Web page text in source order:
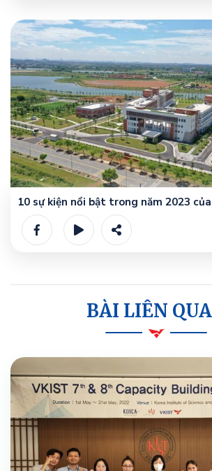
10 sự kiện nổi bật trong năm 2023
BÀI LIÊN